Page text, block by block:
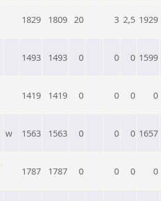
1829 1809 20 3 2,5 1929
1493 1493 0 0 0 1599
1419 1419 0 0 0 0
w 1563 1563 0 0 0 1657
1787 1787 0 0 0 0